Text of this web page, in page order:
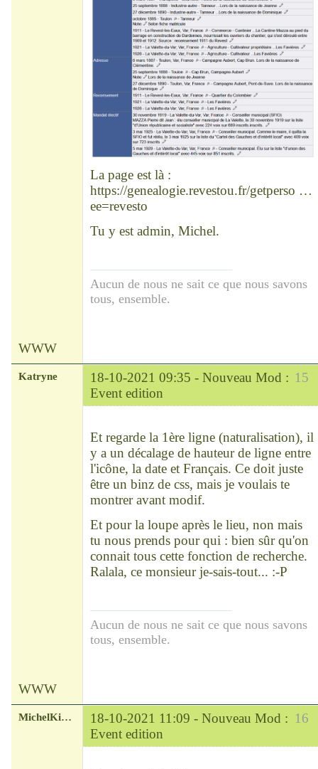
La page est là :
https://genealogie.revestou.fr/getperso …
ee=revesto
Tu y est admin, Michel.
Aucun de nous ne sait ce que nous savons
tous, ensemble.
WWW
15
Katryne 18-10-2021 09:35 - Nouveau Mod :
Event edition
Et regarde la 1ère ligne (naturalisation), il
y a un décalage de hauteur de ligne entre
l'icône, la date et Français. Ce doit juste
être un binz de css, mais je voulais te
montrer avant modif.
Et pour la loupe après le lieu, non mais
tu nous prends pour qui : bien sûr qu'on
connait tous cette fonction de recherche.
Ralala, ce monsieur je-sais-tout... :-P
Aucun de nous ne sait ce que nous savons
tous, ensemble.
WWW
16
MichelKirsch 18-10-2021 11:09 - Nouveau Mod :
Event edition